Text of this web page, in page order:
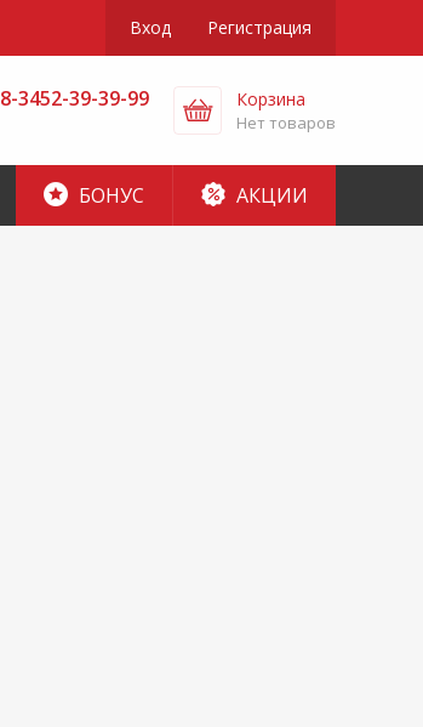
Вход Регистрация
8-3452-39-39-99 Корзина
Нет товаров
БОНУС АКЦИИ